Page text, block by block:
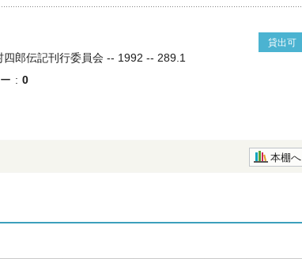
貸出可
郎伝記刊行委員会 -- 1992 -- 289.1
0
本棚へ